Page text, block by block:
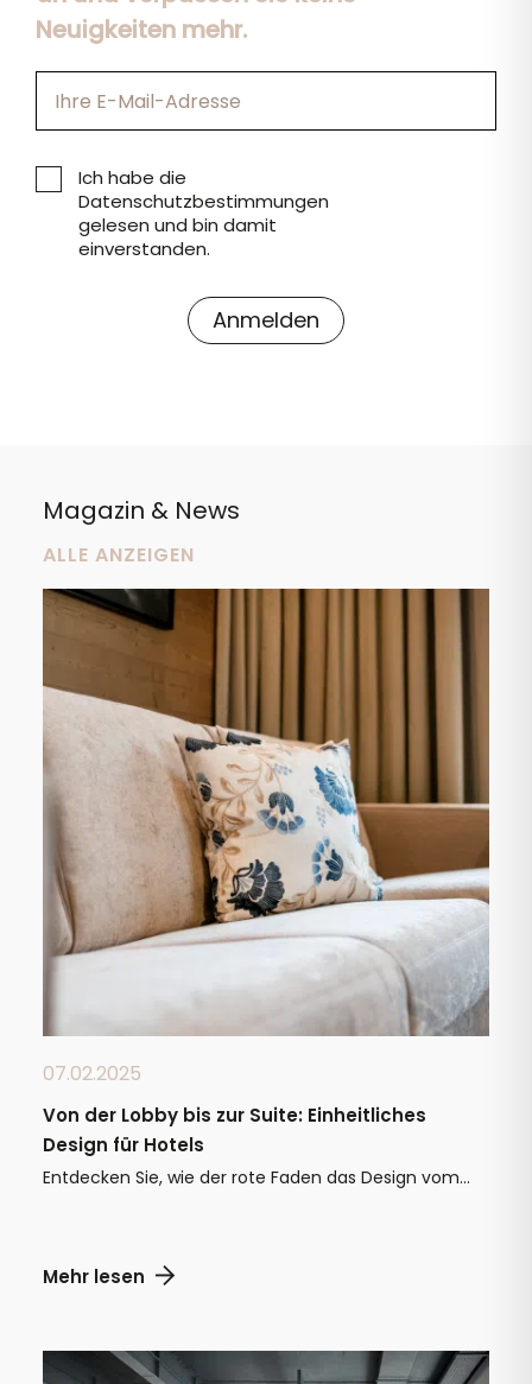
Neuigkeiten mehr.
Ich habe die
Datenschutzbestimmungen
gelesen und bin damit
einverstanden.
Magazin & News
ALLE ANZEIGEN
07.02.2025
Von der Lobby bis zur Suite: Einheitliches
Design für Hotels
Entdecken Sie, wie der rote Faden das Design vom...